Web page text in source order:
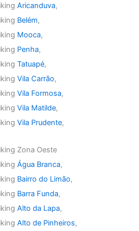
Aricanduva,
Belém,
Mooca,
Penha,
Tatuapé,
Vila Carrão,
Vila Formosa,
Vila Matilde,
Vila Prudente,
Zona Oeste
Água Branca,
Bairro do Limão,
Barra Funda,
Alto da Lapa,
Alto de Pinheiros,